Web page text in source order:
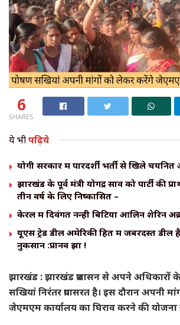
6
SHARES
ये भीपढ़िये
योगी सरकार में पारदर्शी भर्ती से खिले
झारखंड के पूर्व मंत्री योगेंद्र साव को पार्टी की
तीन वर्ष के लिए निष्कासित –
केरल में दिवंगत नन्ही बिटिया आलिन शेरिन
यूएस ट्रेड डील अमेरिकी हित में जबरदस्त डील
नुकसान :प्रानव झा !
झारखंड : झारखंड प्रशासन से अपने अधिकारों
सखियां निरंतर प्रयासरत है। इस दौरान अपनी
जेएमएम कार्यालय का घिराव करने की योजना